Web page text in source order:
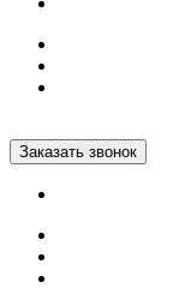
Заказать звонок